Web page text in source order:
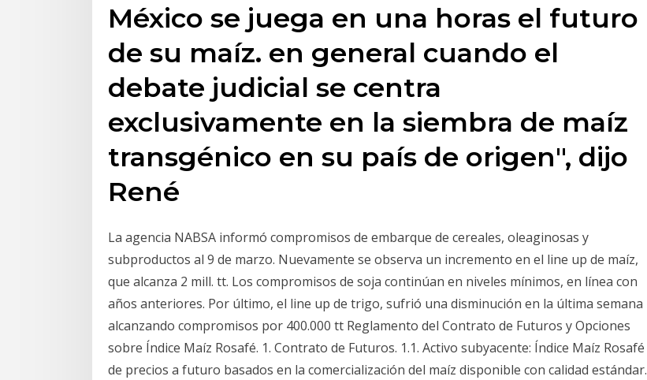
México se juega en una horas el futuro
de su maíz. en general cuando el
debate judicial se centra
exclusivamente en la siembra de maíz
transgénico en su país de origen", dijo
René
La agencia NABSA informó compromisos de embarque de cereales, oleaginosas y
subproductos al 9 de marzo. Nuevamente se observa un incremento en el line up de maíz,
que alcanza 2 mill. tt. Los compromisos de soja continúan en niveles mínimos, en línea con
años anteriores. Por último, el line up de trigo, sufrió una disminución en la última semana
alcanzando compromisos por 400.000 tt Reglamento del Contrato de Futuros y Opciones
sobre Índice Maíz Rosafé. 1. Contrato de Futuros. 1.1. Activo subyacente: Índice Maíz Rosafé
de precios a futuro basados en la comercialización del maíz disponible con calidad estándar.